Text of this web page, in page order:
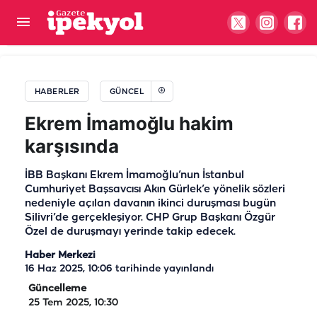
HABERLER GÜNCEL
Ekrem İmamoğlu hakim
karşısında
İBB Başkanı Ekrem İmamoğlu’nun İstanbul
Cumhuriyet Başsavcısı Akın Gürlek’e yönelik sözleri
nedeniyle açılan davanın ikinci duruşması bugün
Silivri’de gerçekleşiyor. CHP Grup Başkanı Özgür
Özel de duruşmayı yerinde takip edecek.
Haber Merkezi
16 Haz 2025, 10:06 tarihinde yayınlandı
Güncelleme
25 Tem 2025, 10:30
60 yıllık hasret Şanlıurfa’da son buldu: